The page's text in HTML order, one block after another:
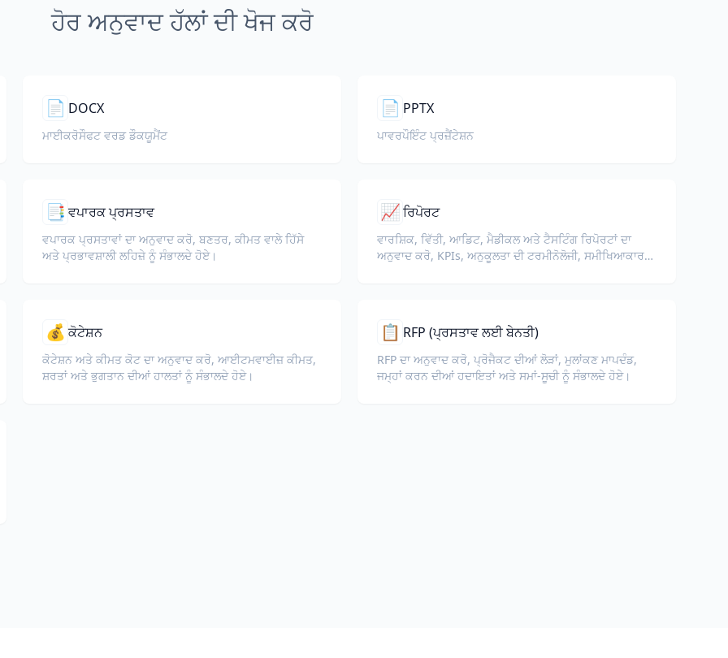
ਹੋਰ ਅਨੁਵਾਦ ਹੱਲਾਂ ਦੀ ਖੋਜ ਕਰੋ
📄 DOCX
ਮਾਈਕਰੋਸੌਫਟ ਵਰਡ ਡੌਕਯੂਮੈਂਟ
📄 PPTX
ਪਾਵਰਪੌਇੰਟ ਪ੍ਰਜ਼ੈਂਟੇਸ਼ਨ
📑 ਵਪਾਰਕ ਪ੍ਰਸਤਾਵ
ਵਪਾਰਕ ਪ੍ਰਸਤਾਵਾਂ ਦਾ ਅਨੁਵਾਦ ਕਰੋ, ਬਣਤਰ, ਕੀਮਤ ਵਾਲੇ ਹਿੱਸੇ
ਅਤੇ ਪ੍ਰਭਾਵਸ਼ਾਲੀ ਲਹਿਜ਼ੇ ਨੂੰ ਸੰਭਾਲਦੇ ਹੋਏ।
📈ਰਿਪੋਰਟ
ਵਾਰਸ਼ਿਕ, ਵਿੱਤੀ, ਆਡਿਟ, ਮੈਡੀਕਲ ਅਤੇ ਟੈਸਟਿੰਗ ਰਿਪੋਰਟਾਂ ਦਾ
ਅਨੁਵਾਦ ਕਰੋ, KPIs, ਅਨੁਕੂਲਤਾ ਦੀ ਟਰਮੀਨੋਲੋਜੀ, ਸਮੀਖਿਆਕਾਰ
💰 ਕੋਟੇਸ਼ਨ
ਕੋਟੇਸ਼ਨ ਅਤੇ ਕੀਮਤ ਕੋਟ ਦਾ ਅਨੁਵਾਦ ਕਰੋ, ਆਈਟਮਵਾਈਜ਼ ਕੀਮਤ,
ਸ਼ਰਤਾਂ ਅਤੇ ਭੁਗਤਾਨ ਦੀਆਂ ਹਾਲਤਾਂ ਨੂੰ ਸੰਭਾਲਦੇ ਹੋਏ।
📋 RFP (ਪ੍ਰਸਤਾਵ ਲਈ ਬੇਨਤੀ)
RFP ਦਾ ਅਨੁਵਾਦ ਕਰੋ, ਪ੍ਰੋਜੈਕਟ ਦੀਆਂ ਲੋੜਾਂ, ਮੁਲਾਂਕਣ ਮਾਪਦੰਡ,
ਜਮ੍ਹਾਂ ਕਰਨ ਦੀਆਂ ਹਦਾਇਤਾਂ ਅਤੇ ਸਮਾਂ-ਸੂਚੀ ਨੂੰ ਸੰਭਾਲਦੇ ਹੋਏ।